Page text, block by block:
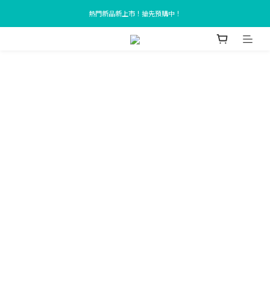
TOTU Taiwan Online official website
熱門新品新上市！搶先預購中！
TOTU Taiwan Online official website